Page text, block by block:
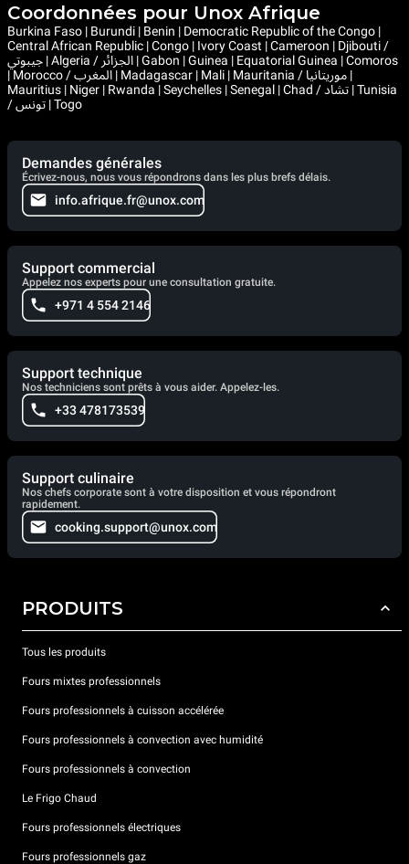
Coordonnées pour Unox Afrique
Burkina Faso | Burundi | Benin | Democratic Republic of the Congo |
Central African Republic | Congo | Ivory Coast | Cameroon | Djibouti /
جيبوتي | Algeria / الجزائر | Gabon | Guinea | Equatorial Guinea | Comoros
| Morocco / المغرب | Madagascar | Mali | Mauritania / موريتانيا |
Mauritius | Niger | Rwanda | Seychelles | Senegal | Chad / تشاد | Tunisia
/ تونس | Togo
Demandes générales
Écrivez-nous, nous vous répondrons dans les plus brefs délais.
info.afrique.fr@unox.com
Support commercial
Appelez nos experts pour une consultation gratuite.
+971 4 554 2146
Support technique
Nos techniciens sont prêts à vous aider. Appelez-les.
+33 478173539
Support culinaire
Nos chefs corporate sont à votre disposition et vous répondront
rapidement.
cooking.support@unox.com
PRODUITS
Tous les produits
Fours mixtes professionnels
Fours professionnels à cuisson accélérée
Fours professionnels à convection avec humidité
Fours professionnels à convection
Le Frigo Chaud
Fours professionnels électriques
Fours professionnels gaz